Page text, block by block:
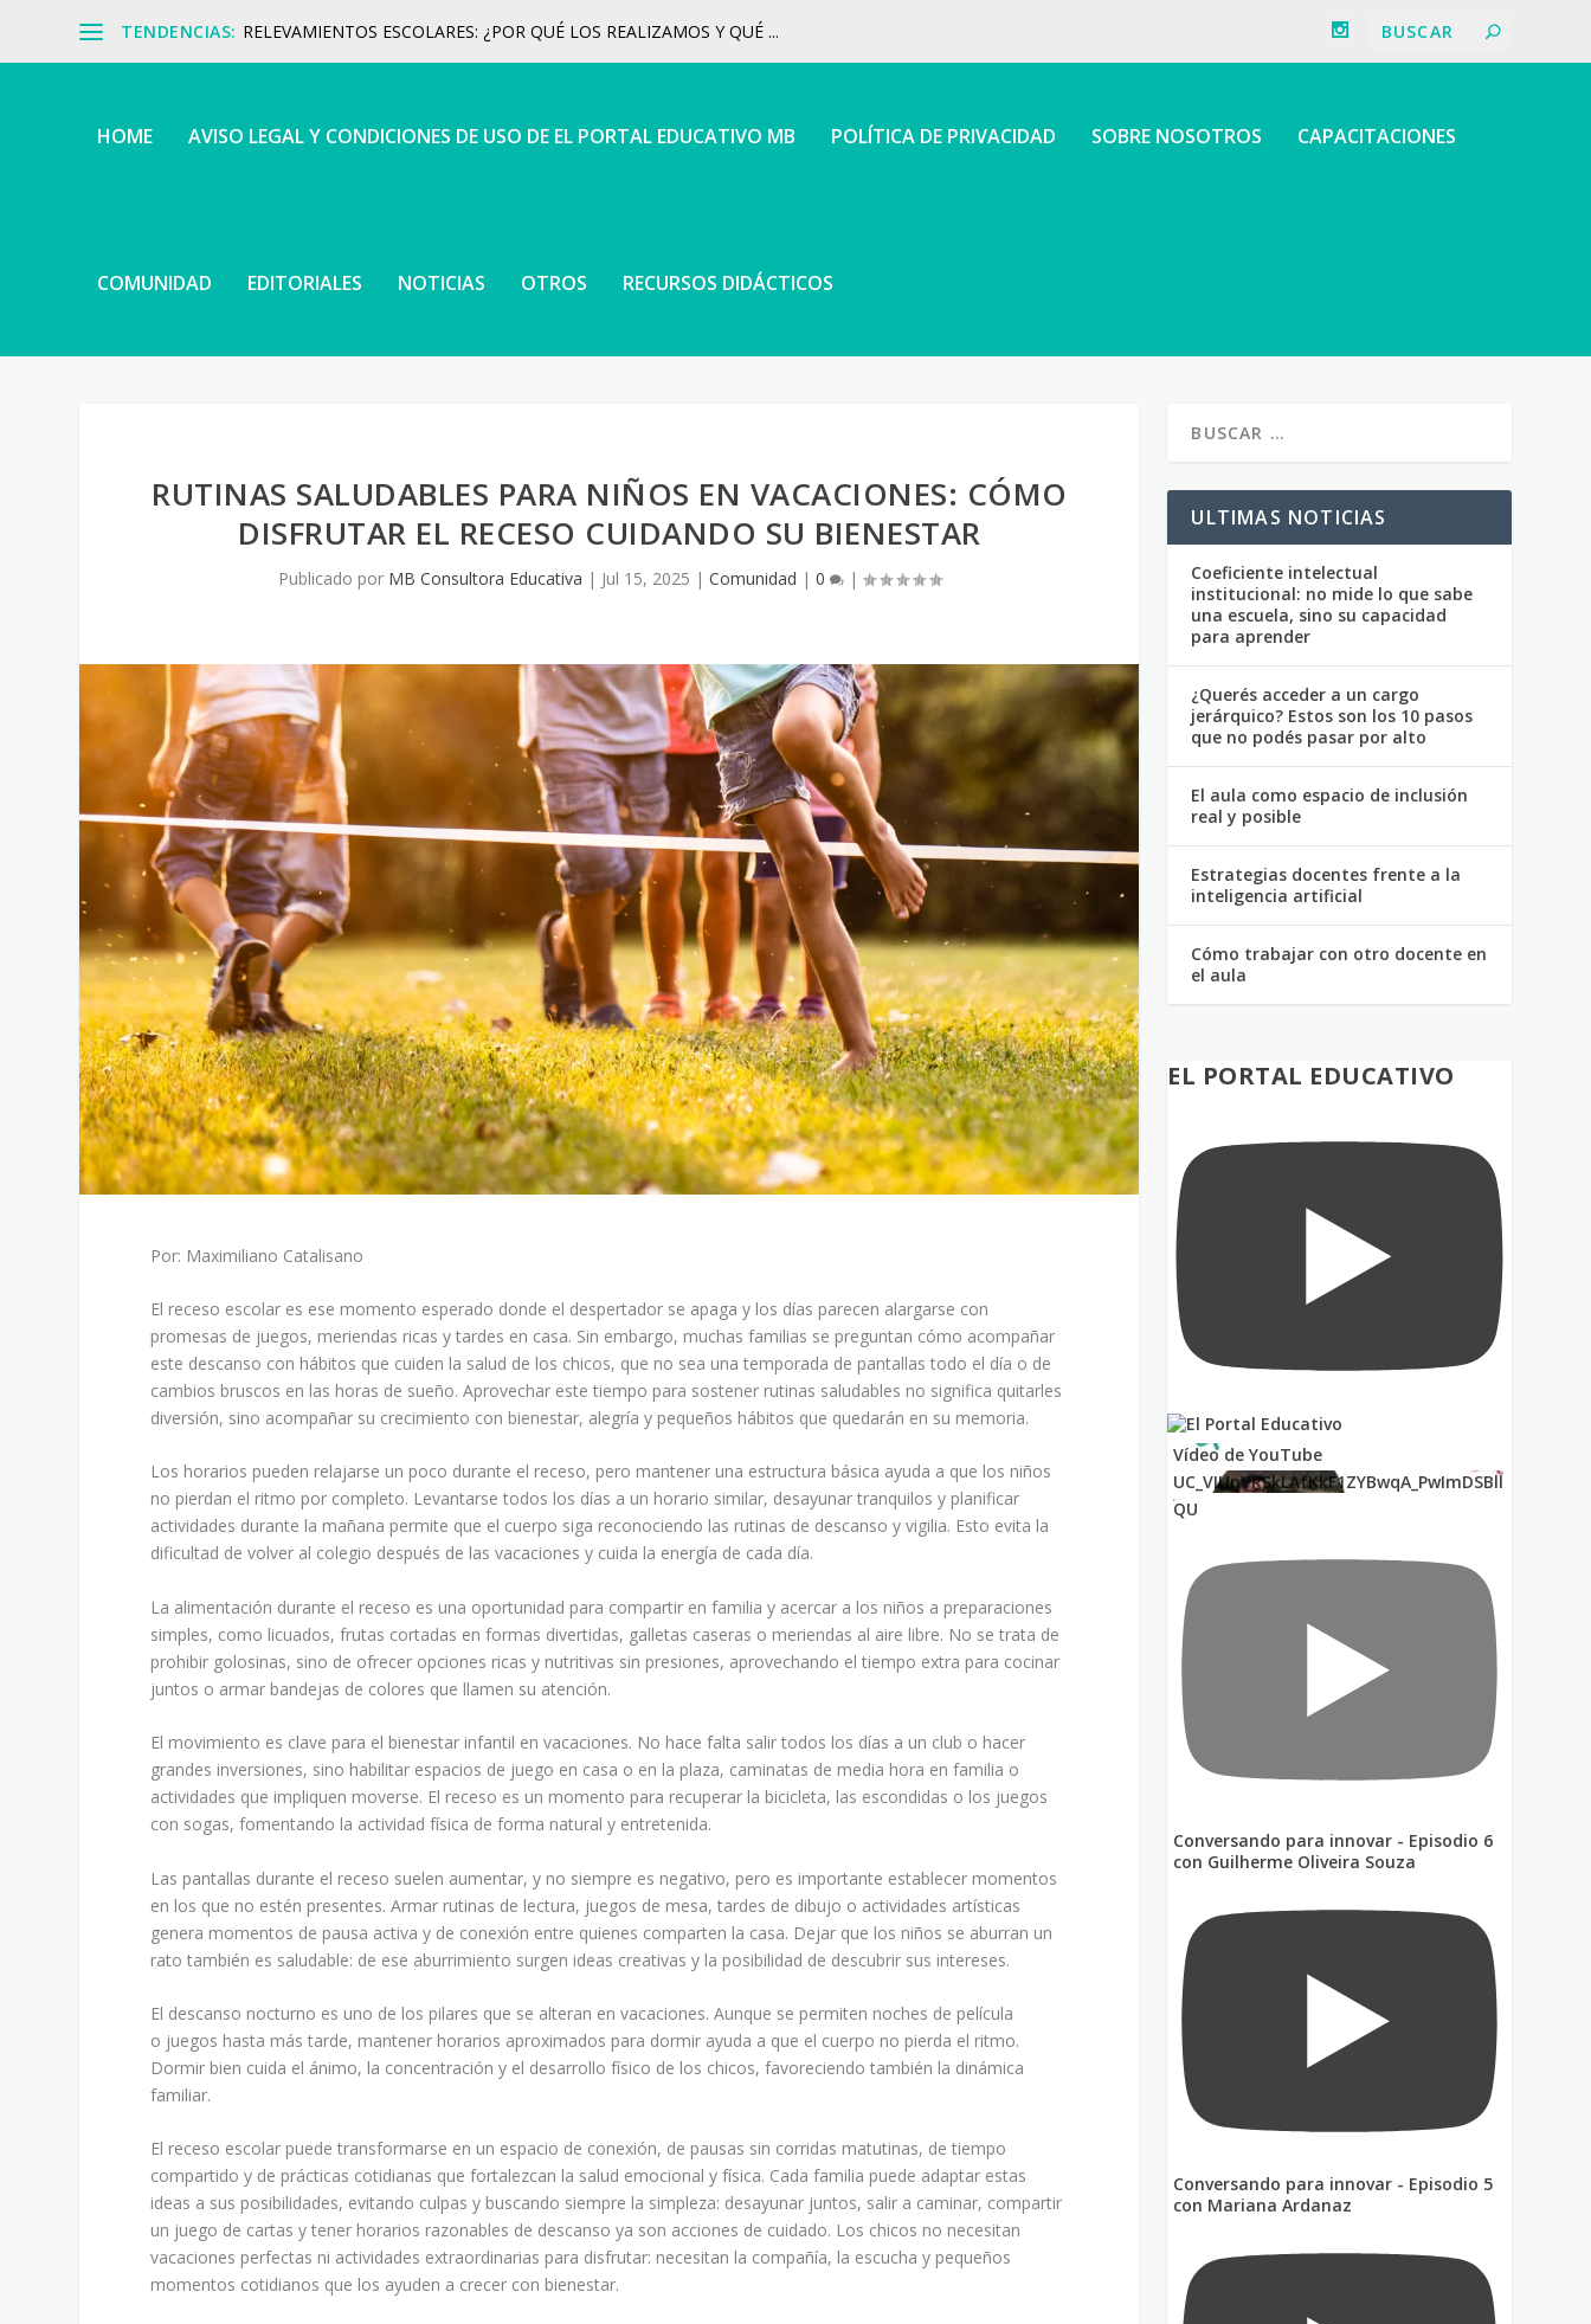
TENDENCIAS: RELEVAMIENTOS ESCOLARES: ¿POR QUÉ LOS REALIZAMOS Y QUÉ ...
HOME AVISO LEGAL Y CONDICIONES DE USO DE EL PORTAL EDUCATIVO MB POLÍTICA DE PRIVACIDAD SOBRE NOSOTROS CAPACITACIONES
COMUNIDAD EDITORIALES NOTICIAS OTROS RECURSOS DIDÁCTICOS
RUTINAS SALUDABLES PARA NIÑOS EN VACACIONES: CÓMO
DISFRUTAR EL RECESO CUIDANDO SU BIENESTAR
Publicado por MB Consultora Educativa | Jul 15, 2025 | Comunidad | 0 |
Por: Maximiliano Catalisano
El receso escolar es ese momento esperado donde el despertador se apaga y los días parecen alargarse con
promesas de juegos, meriendas ricas y tardes en casa. Sin embargo, muchas familias se preguntan cómo acompañar
este descanso con hábitos que cuiden la salud de los chicos, que no sea una temporada de pantallas todo el día o de
cambios bruscos en las horas de sueño. Aprovechar este tiempo para sostener rutinas saludables no significa quitarles
diversión, sino acompañar su crecimiento con bienestar, alegría y pequeños hábitos que quedarán en su memoria.
Los horarios pueden relajarse un poco durante el receso, pero mantener una estructura básica ayuda a que los niños
no pierdan el ritmo por completo. Levantarse todos los días a un horario similar, desayunar tranquilos y planificar
actividades durante la mañana permite que el cuerpo siga reconociendo las rutinas de descanso y vigilia. Esto evita la
dificultad de volver al colegio después de las vacaciones y cuida la energía de cada día.
La alimentación durante el receso es una oportunidad para compartir en familia y acercar a los niños a preparaciones
simples, como licuados, frutas cortadas en formas divertidas, galletas caseras o meriendas al aire libre. No se trata de
prohibir golosinas, sino de ofrecer opciones ricas y nutritivas sin presiones, aprovechando el tiempo extra para cocinar
juntos o armar bandejas de colores que llamen su atención.
El movimiento es clave para el bienestar infantil en vacaciones. No hace falta salir todos los días a un club o hacer
grandes inversiones, sino habilitar espacios de juego en casa o en la plaza, caminatas de media hora en familia o
actividades que impliquen moverse. El receso es un momento para recuperar la bicicleta, las escondidas o los juegos
con sogas, fomentando la actividad física de forma natural y entretenida.
Las pantallas durante el receso suelen aumentar, y no siempre es negativo, pero es importante establecer momentos
en los que no estén presentes. Armar rutinas de lectura, juegos de mesa, tardes de dibujo o actividades artísticas
genera momentos de pausa activa y de conexión entre quienes comparten la casa. Dejar que los niños se aburran un
rato también es saludable: de ese aburrimiento surgen ideas creativas y la posibilidad de descubrir sus intereses.
El descanso nocturno es uno de los pilares que se alteran en vacaciones. Aunque se permiten noches de película
o juegos hasta más tarde, mantener horarios aproximados para dormir ayuda a que el cuerpo no pierda el ritmo.
Dormir bien cuida el ánimo, la concentración y el desarrollo físico de los chicos, favoreciendo también la dinámica
familiar.
El receso escolar puede transformarse en un espacio de conexión, de pausas sin corridas matutinas, de tiempo
compartido y de prácticas cotidianas que fortalezcan la salud emocional y física. Cada familia puede adaptar estas
ideas a sus posibilidades, evitando culpas y buscando siempre la simpleza: desayunar juntos, salir a caminar, compartir
un juego de cartas y tener horarios razonables de descanso ya son acciones de cuidado. Los chicos no necesitan
vacaciones perfectas ni actividades extraordinarias para disfrutar: necesitan la compañía, la escucha y pequeños
momentos cotidianos que los ayuden a crecer con bienestar.
ULTIMAS NOTICIAS
Coeficiente intelectual
institucional: no mide lo que sabe
una escuela, sino su capacidad
para aprender
¿Querés acceder a un cargo
jerárquico? Estos son los 10 pasos
que no podés pasar por alto
El aula como espacio de inclusión
real y posible
Estrategias docentes frente a la
inteligencia artificial
Cómo trabajar con otro docente en
el aula
EL PORTAL EDUCATIVO
Vídeo de YouTube
UC_VIUnVRSkLAfKkF1ZYBwqA_PwImDSBll
QU
Conversando para innovar - Episodio 6
con Guilherme Oliveira Souza
Conversando para innovar - Episodio 5
con Mariana Ardanaz